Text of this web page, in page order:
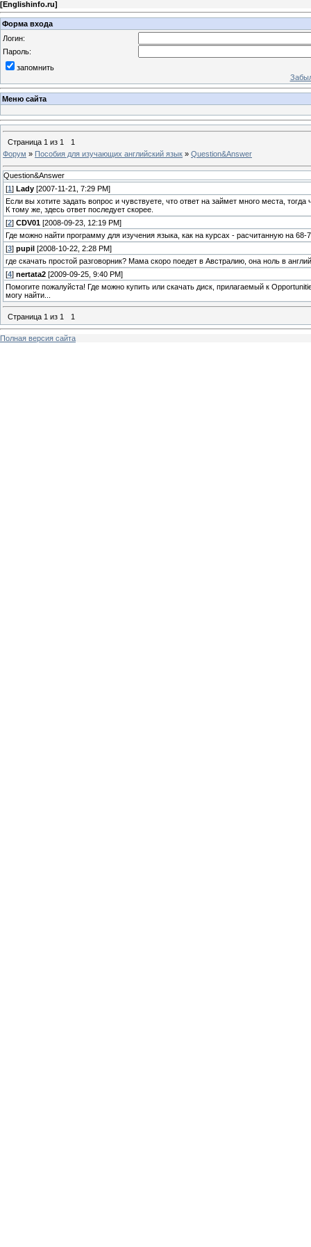
[Englishinfo.ru]
Форма входа
Логин:
Пароль:
запомнить
Меню сайта
Страница 1 из 1
1
Форум » Пособия для изучающих английский язык » Question&Answer
Question&Answer
[1 ] Lady [2007-11-21, 7:29 PM]
Если вы хотите задать вопрос и чувствуете, что ответ на займет много места,
К тому же, здесь ответ последует скорее.
[2] CDV01 [2008-09-23, 12:19 PM]
Где можно найти программу для изучения языка, как на курсах - расчитанную на
[3] pupil [2008-10-22, 2:28 PM]
где скачать простой разговорник? Мама скоро поедет в Австралию, она ноль в
[4] nertata2 [2009-09-25, 9:40 PM]
Помогите пожалуйста! Где можно купить или скачать диск, прилагаемый к
могу найти...
Страница 1 из 1 1
Полная версия сайта